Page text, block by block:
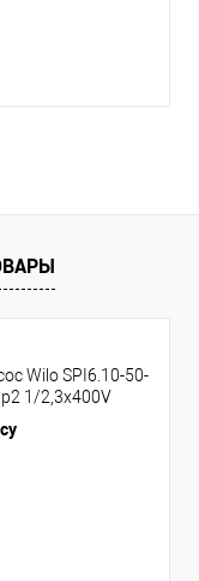
Wilo SPI6.10-50-
1/2,3x400V